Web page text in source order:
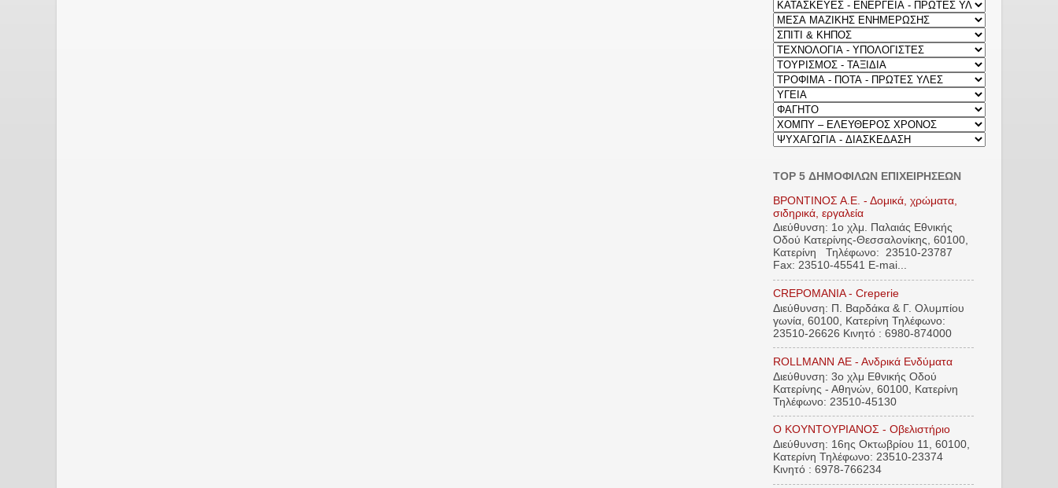
TOP 5 ΔΗΜΟΦΙΛΩΝ ΕΠΙΧΕΙΡΗΣΕΩΝ
ΒΡΟΝΤΙΝΟΣ Α.Ε. - Δομικά, χρώματα,
σιδηρικά, εργαλεία
Διεύθυνση: 1ο χλμ. Παλαιάς Εθνικής
Οδού Κατερίνης-Θεσσαλονίκης, 60100,
Κατερίνη Τηλέφωνο: 23510-23787
Fax: 23510-45541 E-mai...
CREPOMANIA - Creperie
Διεύθυνση: Π. Βαρδάκα & Γ. Ολυμπίου
γωνία, 60100, Κατερίνη Τηλέφωνο:
23510-26626 Κινητό : 6980-874000
ROLLMANN ΑΕ - Ανδρικά Ενδύματα
Διεύθυνση: 3ο χλμ Εθνικής Οδού
Κατερίνης - Αθηνών, 60100, Κατερίνη
Τηλέφωνο: 23510-45130
Ο ΚΟΥΝΤΟΥΡΙΑΝΟΣ - Οβελιστήριο
Διεύθυνση: 16ης Οκτωβρίου 11, 60100,
Κατερίνη Τηλέφωνο: 23510-23374
Κινητό : 6978-766234